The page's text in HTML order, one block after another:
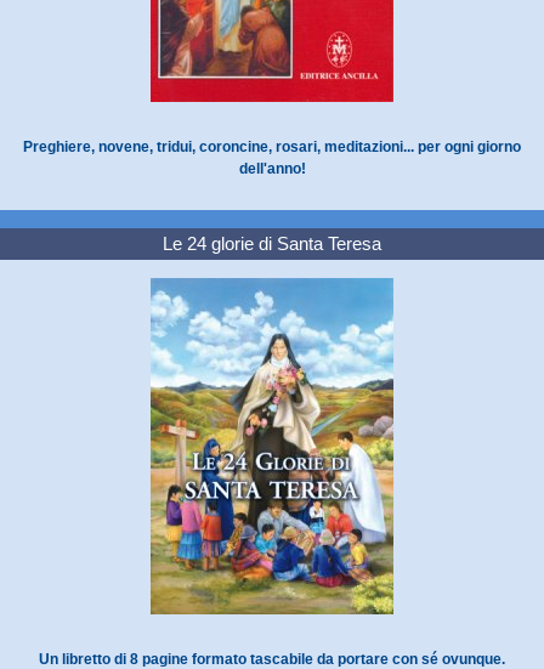
Preghiere, novene, tridui, coroncine, rosari, meditazioni... per ogni giorno
dell'anno!
Le 24 glorie di Santa Teresa
Un libretto di 8 pagine formato tascabile da portare con sé ovunque.